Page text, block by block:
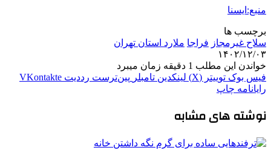
منبع:ایسنا
برچسب ها
سلاح غیرمجاز فراجا ملارد استان تهران
۱۴۰۲/۱۲/۰۳
خواندن این مطلب 1 دقیقه زمان میبرد
فیس بوک توییتر (X) لینکدین ‫تامبلر ‫پین‌ترست ‫رددیت ‫VKontakte
رایانامه چاپ
نوشته های مشابه